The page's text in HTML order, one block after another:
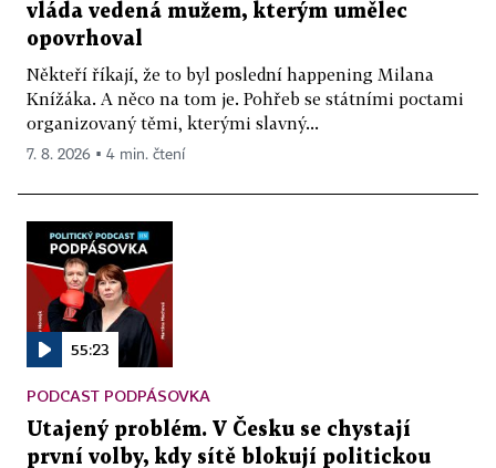
vláda vedená mužem, kterým umělec
opovrhoval
Někteří říkají, že to byl poslední happening Milana
Knížáka. A něco na tom je. Pohřeb se státními poctami
organizovaný těmi, kterými slavný...
7. 8. 2026 ▪ 4 min. čtení
55:23
PODCAST PODPÁSOVKA
Utajený problém. V Česku se chystají
první volby, kdy sítě blokují politickou